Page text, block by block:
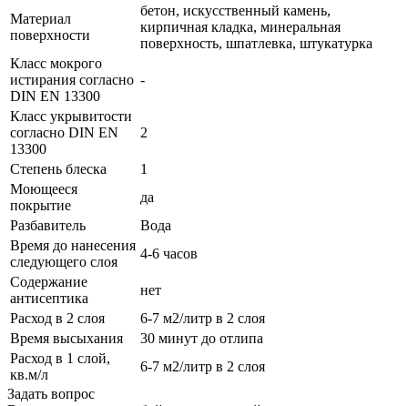
Материал
поверхности
бетон, искусственный камень,
кирпичная кладка, минеральная
поверхность, шпатлевка, штукатурка
Класс мокрого
истирания согласно
DIN EN 13300
-
Класс укрывитости
согласно DIN EN
13300
2
Степень блеска
1
Моющееся
покрытие
да
Разбавитель
Вода
Время до нанесения
следующего слоя
4-6 часов
Содержание
антисептика
нет
Расход в 2 слоя
6-7 м2/литр в 2 слоя
Время высыхания
30 минут до отлипа
Расход в 1 слой,
кв.м/л
6-7 м2/литр в 2 слоя
Задать вопрос